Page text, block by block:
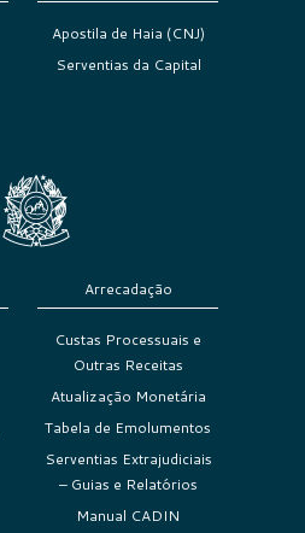
Apostila de Haia (CNJ)
Serventias da Capital
Arrecadação
Custas Processuais e
Outras Receitas
Atualização Monetária
Tabela de Emolumentos
Serventias Extrajudiciais
– Guias e Relatórios
Manual CADIN